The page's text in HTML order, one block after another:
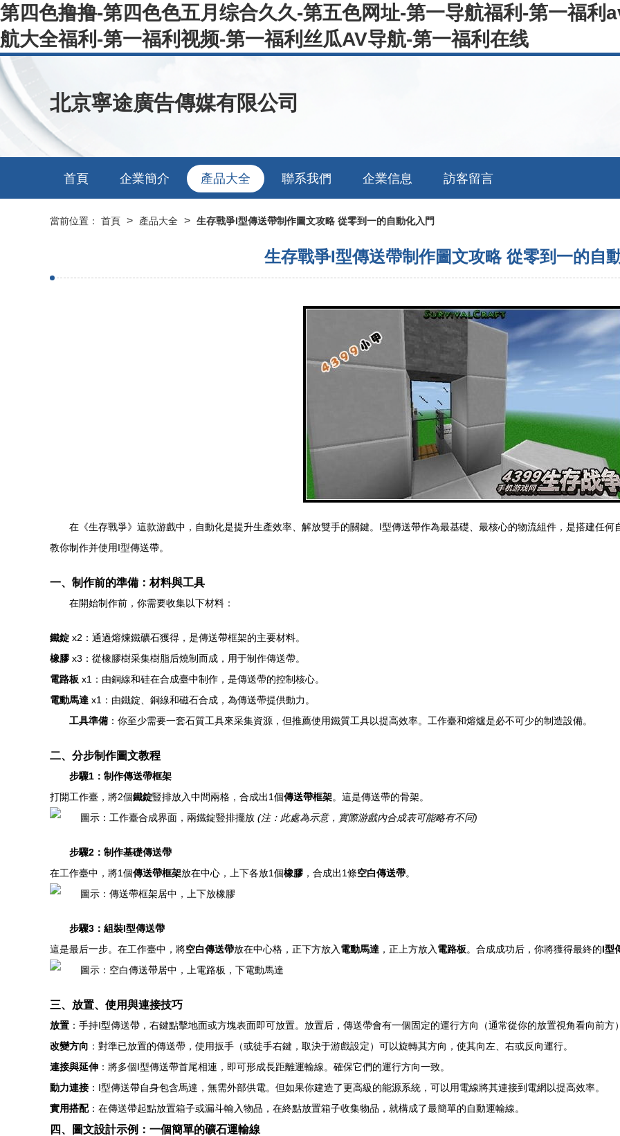
第四色撸撸-第四色色五月综合久久-第五色网址-第一导航福利-第一福利
航大全福利-第一福利视频-第一福利丝瓜AV导航-第一福利在线
北京寧途廣告傳媒有限公司
首頁 企業簡介 產品大全 聯系我們 企業信息 訪客留言
當前位置： 首頁 > 產品大全 > 生存戰爭I型傳送帶制作圖文攻略 從零到一的自動化入門
生存戰爭I型傳送帶制作圖文攻略 從零到一的自
在《生存戰爭》這款游戲中，自動化是提升生產效率、解放雙手的關鍵。I型傳送帶作為最基礎、最核心的物流組件，是搭建任
教你制作并使用I型傳送帶。
一、制作前的準備：材料與工具
在開始制作前，你需要收集以下材料：
鐵錠 x2：通過熔煉鐵礦石獲得，是傳送帶框架的主要材料。
橡膠 x3：從橡膠樹采集樹脂后燒制而成，用于制作傳送帶。
電路板 x1：由銅線和硅在合成臺中制作，是傳送帶的控制核心。
電動馬達 x1：由鐵錠、銅線和磁石合成，為傳送帶提供動力。
工具準備 ：你至少需要一套石質工具來采集資源，但推薦使用鐵質工具以提高效率。工作臺和熔爐是必不可少的制造設備。
二、分步制作圖文教程
步驟1：制作傳送帶框架
打開工作臺，將2個鐵錠豎排放入中間兩格，合成出1個傳送帶框架。這是傳送帶的骨架。
(注：此處為示意，實際游戲內合成表可能略有不同)
步驟2：制作基礎傳送帶
在工作臺中，將1個傳送帶框架放在中心，上下各放1個橡膠 ，合成出1條空白傳送帶。
步驟3：組裝I型傳送帶
這是最后一步。在工作臺中，將空白傳送帶放在中心格，正下方放入 電動馬達 ，正上方放入 電路板。合成成功后，你將獲得最終的I型
三、放置、使用與連接技巧
放置 ：手持I型傳送帶，右鍵點擊地面或方塊表面即可放置。放置后，傳送帶會有一個固定的運行方向（通常從你的放置視角看向前方
改變方向 ：對準已放置的傳送帶，使用扳手（或徒手右鍵，取決于游戲設定）可以旋轉其方向，使其向左、右或反向運行。
連接與延伸 ：將多個I型傳送帶首尾相連，即可形成長距離運輸線。確保它們的運行方向一致。
動力連接 ：I型傳送帶自身包含馬達，無需外部供電。但如果你建造了更高級的能源系統，可以用電線將其連接到電網以提高效率。
實用搭配：在傳送帶起點放置箱子或漏斗輸入物品，在終點放置箱子收集物品，就構成了最簡單的自動運輸線。
四、圖文設計示例：一個簡單的礦石運輸線